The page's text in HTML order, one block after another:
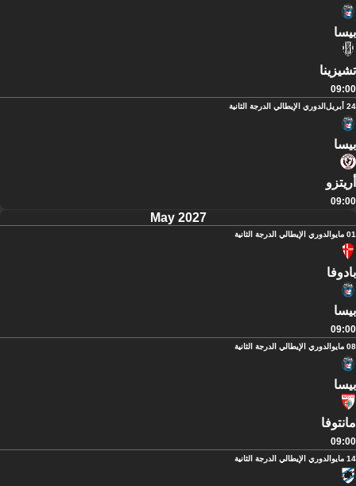
بيسا
تشيزينا
09:00
24 أبريل الدوري الإيطالي الدرجة الثانية
بيسا
أريتزو
09:00
May 2027
01 مايو الدوري الإيطالي الدرجة الثانية
بادوفا
بيسا
09:00
08 مايو الدوري الإيطالي الدرجة الثانية
بيسا
مانتوفا
09:00
14 مايو الدوري الإيطالي الدرجة الثانية